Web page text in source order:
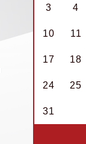
3 4
10 11
17 18
24 25
31